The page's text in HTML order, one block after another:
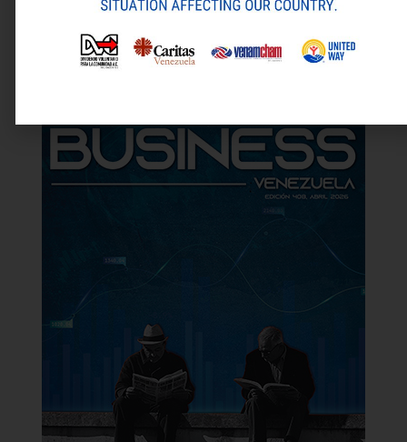
Flety estará presente en Expo Fedeindustrias 2026
Última revista